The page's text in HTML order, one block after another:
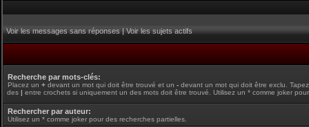
Voir les messages sans réponses|Voir les sujets actifs
Recherche par mots-clés:
Placez un + devant un mot qui doit être trouvé et un - devant un mot qui doit être exclu.
des | entre crochets si uniquement un des mots doit être trouvé. Utilisez un * comme joker
Rechercher par auteur:
Utilisez un * comme joker pour des recherches partielles.